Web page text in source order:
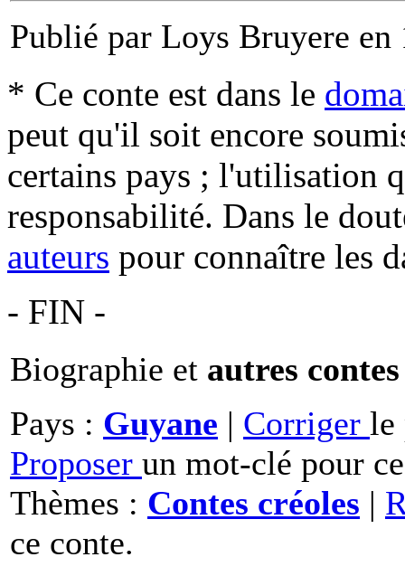
Publié par Loys Bruyere en
* Ce conte est dans le
peut qu'il soit encore
certains pays ; l'utilisation
responsabilité. Dans le
auteurs pour connaître les
- FIN -
Biographie et autres contes
Pays : Guyane | Corriger le
Proposer un mot-clé pour
Thèmes : Contes créoles |
ce conte.